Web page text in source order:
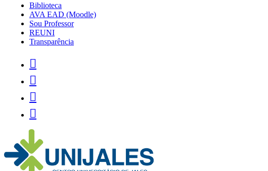
Biblioteca
AVA EAD (Moodle)
Sou Professor
REUNI
Transparência



